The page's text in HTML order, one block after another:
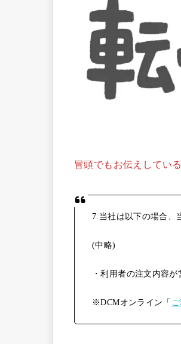
冒頭でもお伝えしてい
7.当社は以下の場合、
(中略)
・利用者の注文内容
※DCMオンライン「